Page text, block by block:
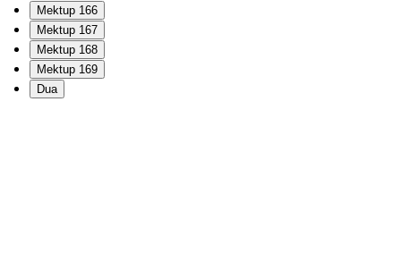
Mektup 166
Mektup 167
Mektup 168
Mektup 169
Dua